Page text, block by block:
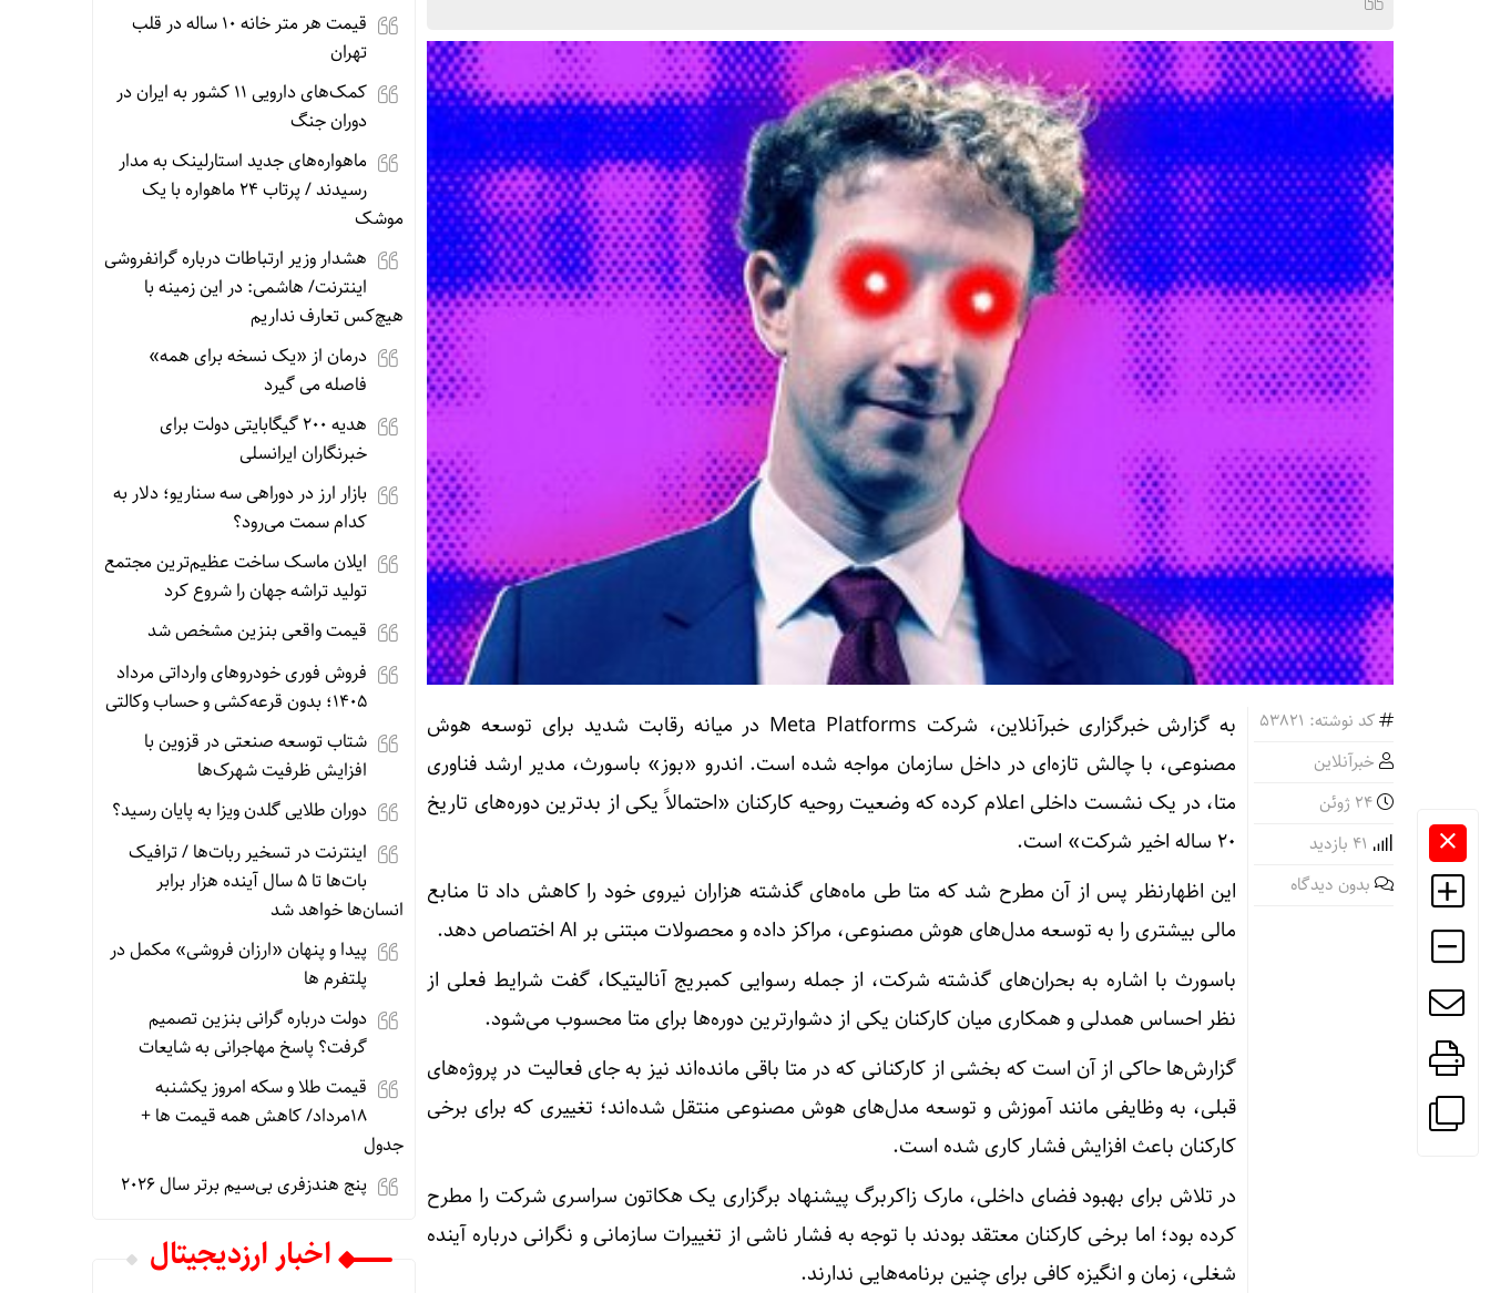
کد نوشته: 53821
خبرآنلاین
بدون دیدگاه
به گزارش خبرگزاری خبرآنلاین، شرکت Meta Platforms در میانه رقابت شدید برای توسعه هوش
مصنوعی، با چالش تازه‌ای در داخل سازمان مواجه شده است. اندرو «بوز» باسورث، مدیر ارشد فناوری
متا، در یک نشست داخلی اعلام کرده که وضعیت روحیه کارکنان «احتمالاً یکی از بدترین دوره‌های تاریخ
۲۰ ساله اخیر شرکت» است.
این اظهارنظر پس از آن مطرح شد که متا طی ماه‌های گذشته هزاران نیروی خود را کاهش داد تا منابع
مالی بیشتری را به توسعه مدل‌های هوش مصنوعی، مراکز داده و محصولات مبتنی بر AI اختصاص دهد.
باسورث با اشاره به بحران‌های گذشته شرکت، از جمله رسوایی کمبریج آنالیتیکا، گفت شرایط فعلی از
نظر احساس همدلی و همکاری میان کارکنان یکی از دشوارترین دوره‌ها برای متا محسوب می‌شود.
گزارش‌ها حاکی از آن است که بخشی از کارکنانی که در متا باقی مانده‌اند نیز به جای فعالیت در پروژه‌های
قبلی، به وظایفی مانند آموزش و توسعه مدل‌های هوش مصنوعی منتقل شده‌اند؛ تغییری که برای برخی
کارکنان باعث افزایش فشار کاری شده است.
در تلاش برای بهبود فضای داخلی، مارک زاکربرگ پیشنهاد برگزاری یک هکاتون سراسری شرکت را مطرح
کرده بود؛ اما برخی کارکنان معتقد بودند با توجه به فشار ناشی از تغییرات سازمانی و نگرانی درباره آینده
شغلی، زمان و انگیزه کافی برای چنین برنامه‌هایی ندارند.
قیمت هر متر خانه ۱۰ ساله در قلب
تهران
کمک‌های دارویی ۱۱ کشور به ایران در
دوران جنگ
ماهواره‌های جدید استارلینک به مدار
رسیدند / پرتاب ۲۴ ماهواره با یک
موشک
هشدار وزیر ارتباطات درباره گرانفروشی
اینترنت/ هاشمی: در این زمینه با
هیچ‌کس تعارف نداریم
درمان از «یک نسخه برای همه»
فاصله می گیرد
هدیه ۲۰۰ گیگابایتی دولت برای
خبرنگاران ایرانسلی
بازار ارز در دوراهی سه سناریو؛ دلار به
کدام سمت می‌رود؟
ایلان ماسک ساخت عظیم‌ترین مجتمع
تولید تراشه جهان را شروع کرد
قیمت واقعی بنزین مشخص شد
فروش فوری خودروهای وارداتی مرداد
۱۴۰۵؛ بدون قرعه‌کشی و حساب وکالتی
شتاب توسعه صنعتی در قزوین با
افزایش ظرفیت شهرک‌ها
دوران طلایی گلدن ویزا به پایان رسید؟
اینترنت در تسخیر ربات‌ها / ترافیک
بات‌ها تا ۵ سال آینده هزار برابر
انسان‌ها خواهد شد
پیدا و پنهان «ارزان فروشی» مکمل در
پلتفرم ها
دولت درباره گرانی بنزین تصمیم
گرفت؟ پاسخ مهاجرانی به شایعات
قیمت طلا و سکه امروز یکشنبه
18مرداد/ کاهش همه قیمت ها +
جدول
پنج هندزفری بی‌سیم برتر سال ۲۰۲۶
اخبار ارزدیجیتال